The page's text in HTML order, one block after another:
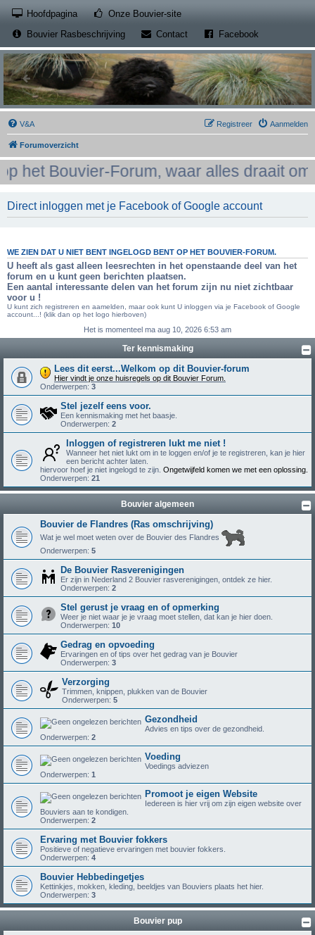
Hoofdpagina Onze Bouvier-site(Opens a new tab)
Bouvier Rasbeschrijving
Contact(Opens a new tab)
Facebook
V&A Aanmelden
Registreer
Forumoverzicht
het Bouvier-Forum, waar alles draait om
Direct inloggen met je Facebook of Google account
WE ZIEN DAT U NIET BENT INGELOGD BENT OP HET BOUVIER-FORUM.
U heeft als gast alleen leesrechten in het openstaande deel van het
forum en u kunt geen berichten plaatsen.
Een aantal interessante delen van het forum zijn nu niet zichtbaar
voor u !
U kunt zich registreren en aamelden, maar ook kunt U inloggen via je Facebook of Google
account...! (klik dan op het logo hierboven)
Het is momenteel ma aug 10, 2026 6:53 am
Ter kennismaking
Lees dit eerst...Welkom op dit Bouvier-forum
Hier vindt je onze huisregels op dit Bouvier Forum.
Onderwerpen: 3
Stel jezelf eens voor.
Een kennismaking met het baasje.
Onderwerpen: 2
Inloggen of registreren lukt me niet !
Wanneer het niet lukt om in te loggen en/of je te registreren, kan je hier
een bericht achter laten.
hiervoor hoef je niet ingelogd te zijn. Ongetwijfeld komen we met een oplossing.
Onderwerpen: 21
Bouvier algemeen
Bouvier de Flandres (Ras omschrijving)
Wat je wel moet weten over de Bouvier des Flandres
Onderwerpen: 5
De Bouvier Rasverenigingen
Er zijn in Nederland 2 Bouvier rasverenigingen, ontdek ze hier.
Onderwerpen: 2
Stel gerust je vraag en of opmerking
Weer je niet waar je je vraag moet stellen, dat kan je hier doen.
Onderwerpen: 10
Gedrag en opvoeding
Ervaringen en of tips over het gedrag van je Bouvier
Onderwerpen: 3
Verzorging
Trimmen, knippen, plukken van de Bouvier
Onderwerpen: 5
Gezondheid
Advies en tips over de gezondheid.
Onderwerpen: 2
Voeding
Voedings adviezen
Onderwerpen: 1
Promoot je eigen Website
Iedereen is hier vrij om zijn eigen website over
Bouviers aan te kondigen.
Onderwerpen: 2
Ervaring met Bouvier fokkers
Positieve of negatieve ervaringen met bouvier fokkers.
Onderwerpen: 4
Bouvier Hebbedingetjes
Kettinkjes, mokken, kleding, beeldjes van Bouviers plaats het hier.
Onderwerpen: 3
Bouvier pup